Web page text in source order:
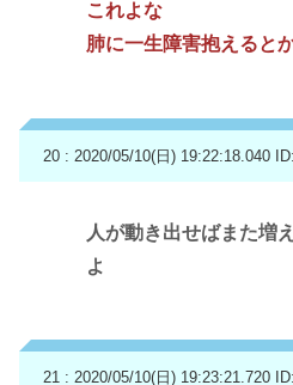
これよな
肺に一生障害抱えると
20 : 2020/05/10(日) 19:22:18.040
人が動き出せばまた増
よ
21 : 2020/05/10(日) 19:23:21.720